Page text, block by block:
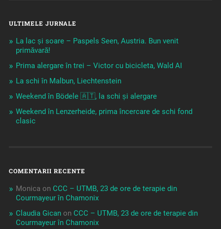
ULTIMELE JURNALE
La lac și soare – Paspels Seen, Austria. Bun venit
primăvară!
Prima alergare în trei – Victor cu bicicleta, Wald AI
La schi în Malbun, Liechtenstein
Weekend în Bödele 🇦🇹, la schi și alergare
Weekend în Lenzerheide, prima încercare de schi fond
clasic
COMENTARII RECENTE
Monica on CCC – UTMB, 23 de ore de terapie din
Courmayeur în Chamonix
Claudia Gicanon CCC – UTMB, 23 de ore de terapie din
Courmayeur în Chamonix